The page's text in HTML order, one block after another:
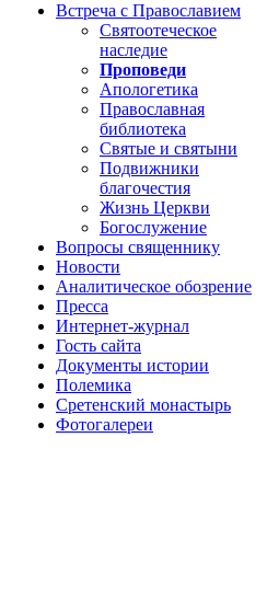
Встреча с Православием
Святоотеческое
наследие
Проповеди
Апологетика
Православная
библиотека
Святые и святыни
Подвижники
благочестия
Жизнь Церкви
Богослужение
Вопросы священнику
Новости
Аналитическое обозрение
Пресса
Интернет-журнал
Гость сайта
Документы истории
Полемика
Сретенский монастырь
Фотогалереи